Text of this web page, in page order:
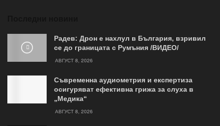
Радев: Дрон е нахлул в България, взривил
се до границата с Румъния /ВИДЕО/
АВГУСТ 8, 2026
Съвременна аудиометрия и експертиза
осигуряват ефективна грижа за слуха в
„Медика“
АВГУСТ 8, 2026